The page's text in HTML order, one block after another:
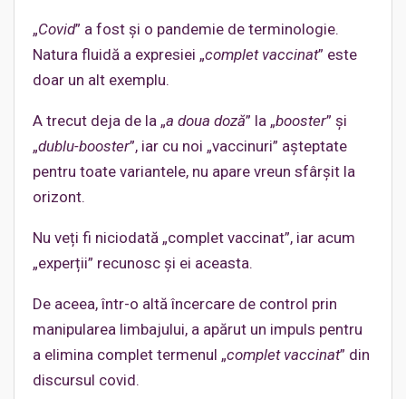
„Covid” a fost și o pandemie de terminologie.
Natura fluidă a expresiei „complet vaccinat” este
doar un alt exemplu.
A trecut deja de la „a doua doză” la „booster” și
„dublu-booster”, iar cu noi „vaccinuri” așteptate
pentru toate variantele, nu apare vreun sfârșit la
orizont.
Nu veți fi niciodată „complet vaccinat”, iar acum
„experții” recunosc și ei aceasta.
De aceea, într-o altă încercare de control prin
manipularea limbajului, a apărut un impuls pentru
a elimina complet termenul „complet vaccinat” din
discursul covid.